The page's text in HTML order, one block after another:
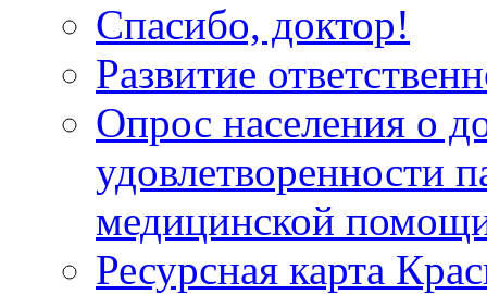
Спасибо, доктор!
Развитие
Опрос населения о
удовлетворенности
медицинской
Ресурсная карта